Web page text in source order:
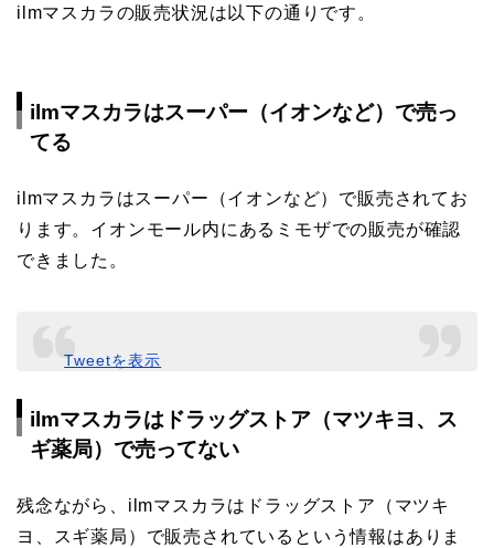
ilmマスカラの販売状況は以下の通りです。
ilmマスカラはスーパー（イオンなど）で売っ
てる
ilmマスカラはスーパー（イオンなど）で販売されてお
ります。イオンモール内にあるミモザでの販売が確認
できました。
Tweetを表示
ilmマスカラはドラッグストア（マツキヨ、ス
ギ薬局）で売ってない
残念ながら、ilmマスカラはドラッグストア（マツキ
ヨ、スギ薬局）で販売されているという情報はありま